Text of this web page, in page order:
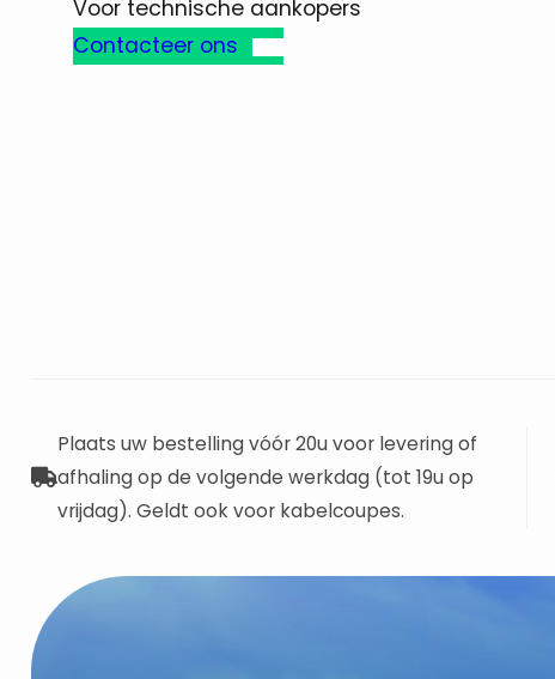
Voor technische aankopers
Contacteer ons
Plaats uw bestelling vóór 20u voor levering of
afhaling op de volgende werkdag (tot 19u op
vrijdag). Geldt ook voor kabelcoupes.